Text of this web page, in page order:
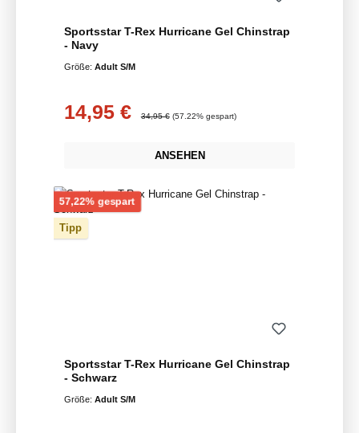
Sportsstar T-Rex Hurricane Gel Chinstrap
- Navy
Größe: Adult S/M
Verkaufspreis:
14,95 € Regulärer Preis:
34,95 € (57.22% gespart)
ANSEHEN
57,22% gespartRabatt
Tipp
Sportsstar T-Rex Hurricane Gel Chinstrap
- Schwarz
Größe: Adult S/M